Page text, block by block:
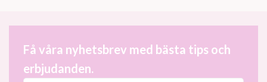
Få våra nyhetsbrev med bästa tips och
erbjudanden.